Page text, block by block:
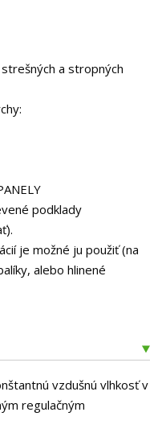
a stropných
podklady
je možné ju použiť (na
alebo hlinené
vzdušnú vlhkosť v
regulačným